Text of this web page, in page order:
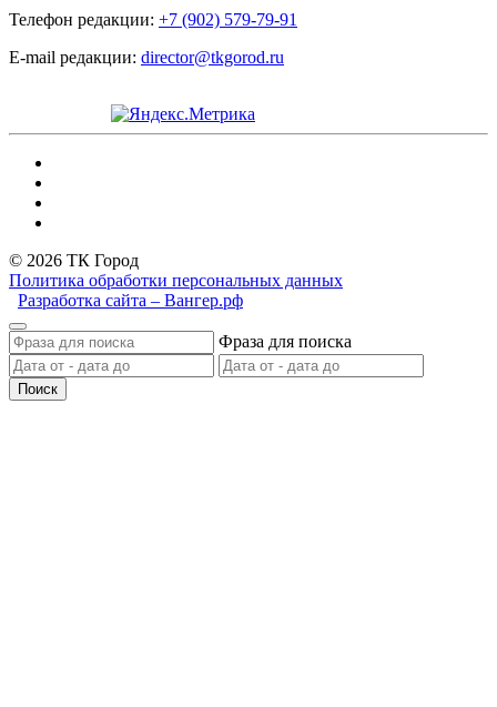
Телефон редакции: +7 (902) 579-79-91
E-mail редакции: director@tkgorod.ru
© 2026 ТК Город
Политика обработки персональных данных
Разработка сайта – Вангер.рф
Фраза для поиска
Поиск